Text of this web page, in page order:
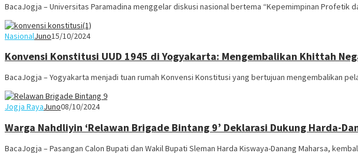
BacaJogja – Universitas Paramadina menggelar diskusi nasional bertema “Kepemimpinan Profetik
NasionalJuno15/10/2024
Konvensi Konstitusi UUD 1945 di Yogyakarta: Mengembalikan Khittah
BacaJogja – Yogyakarta menjadi tuan rumah Konvensi Konstitusi yang bertujuan mengembalikan
Jogja RayaJuno08/10/2024
Warga Nahdliyin ‘Relawan Brigade Bintang 9’ Deklarasi Dukung Harda-
BacaJogja – Pasangan Calon Bupati dan Wakil Bupati Sleman Harda Kiswaya-Danang Maharsa,